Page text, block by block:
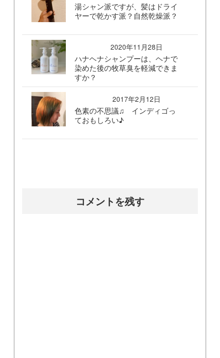
湯シャン派ですが、髪はドライ
ヤーで乾かす派？自然乾燥派？
2020年11月28日
ハナヘナシャンプーは、ヘナで
染めた後の牧草臭を軽減できま
すか？
2017年2月12日
色素の不思議♫ インディゴっ
ておもしろい♪
コメントを残す